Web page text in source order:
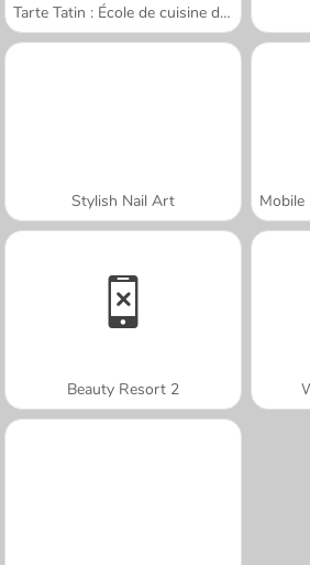
Tarte Tatin : École de cuisine de Sara
Stylish Nail Art
Beauty Resort 2